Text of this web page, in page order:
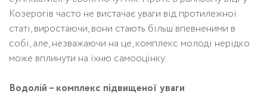
Козерогів часто не вистачає уваги від протилежної
статі, виростаючи, вони стають більш впевненими в
собі, але, незважаючи на це, комплекс молоді нерідко
може вплинути на їхню самооцінку.
Водолій – комплекс підвищеної уваги